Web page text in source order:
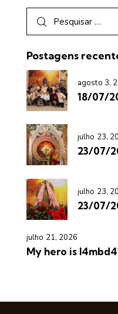
Postagens
agosto 3,
18/07/
julho 23,
23/07/
julho 23,
23/07/
julho 21, 2026
My hero is